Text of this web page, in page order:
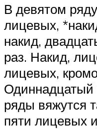
В девятом
лицевых,
накид,
раз. Накид,
лицевых,
Одиннадцатый
ряды вяжутся
пяти лицевых